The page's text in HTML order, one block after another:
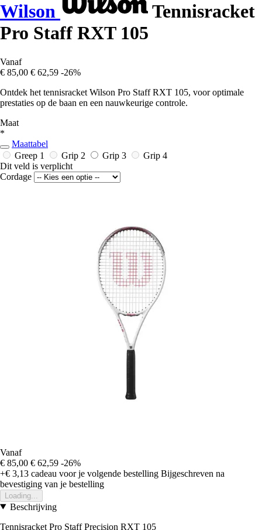
Wilson
Tennisracket
Pro Staff RXT 105
Vanaf
€ 85,00 € 62,59 -26%
Ontdek het tennisracket Wilson Pro Staff RXT 105, voor optimale
prestaties op de baan en een nauwkeurige controle.
Maat
*
Maattabel
Greep 1
Grip 2 Grip 3
Grip 4
Dit veld is verplicht
Cordage
Vanaf
€ 85,00 € 62,59 -26%
+€ 3,13 cadeau voor je volgende bestelling Bijgeschreven na
bevestiging van je bestelling
Loading...
Beschrijving
Tennisracket Pro Staff Precision RXT 105